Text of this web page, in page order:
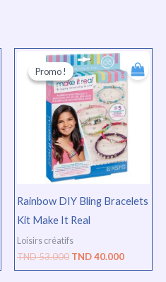
Promo !
Rainbow DIY Bling Bracelets
Kit Make It Real
Promo !
Loisirs créatifs
TND53.000
Le
prix
initial
était :
TND
53.000.
TND40.000
prix
actuel
est :
TND
40.000.